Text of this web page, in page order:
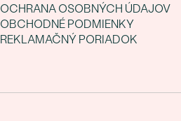
OCHRANA OSOBNÝCH ÚDAJOV
OBCHODNÉ PODMIENKY
REKLAMAČNÝ PORIADOK